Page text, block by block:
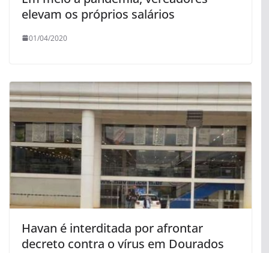
elevam os próprios salários
01/04/2020
Havan é interditada por afrontar
decreto contra o vírus em Dourados